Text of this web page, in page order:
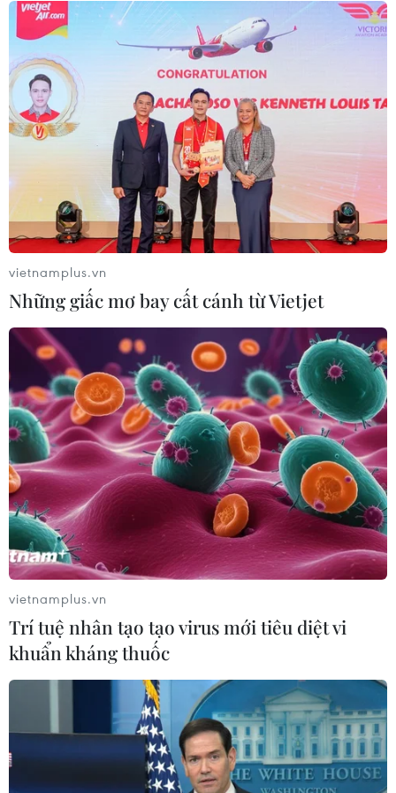
07/08/2026 08:21
Hạn hán nghiêm trọng đe dọa "huyết
mạch" kinh tế châu Âu
07/08/2026 07:58
Xem thêm
CƠ QUAN CHỦ QUẢN: THÔNG TẤN XÃ VIỆT NAM
Tổng Biên tập: TRẦN TIẾN DUẨN
Phó Tổng Biên tập: NGUYỄN THỊ TÁM, KHÚC THANH
THỦY
Sở hữu trí tuệ
Quy định sử dụng
RSS
Hỗ trợ
Ngôn ngữ
TTXVN
Dịch vụ tin
Quảng cáo
Liên hệ
Giấy phép số: 1374/GP-BTTTT do Bộ Thông tin và Truyền thông
cấp ngày 11/9/2008.
Quảng cáo: Phó TBT Nguyễn Thị Tám: 093.5958688, Email:
vietnamplus.vn
Những giấc mơ bay cất cánh từ Vietjet
vietnamplus.vn
Trí tuệ nhân tạo tạo virus mới tiêu diệt vi
khuẩn kháng thuốc